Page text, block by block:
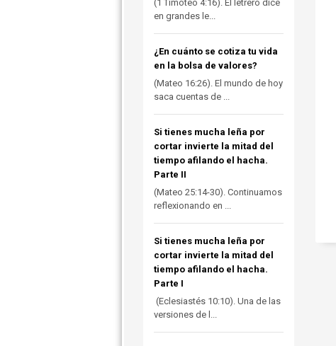
(1 Timoteo 4:16). El letrero dice
en grandes le...
¿En cuánto se cotiza tu vida
en la bolsa de valores?
(Mateo 16:26). El mundo de hoy
saca cuentas de ...
Si tienes mucha leña por
cortar invierte la mitad del
tiempo afilando el hacha.
Parte II
(Mateo 25:14-30). Continuamos
reflexionando en ...
Si tienes mucha leña por
cortar invierte la mitad del
tiempo afilando el hacha.
Parte I
(Eclesiastés 10:10). Una de las
versiones de l...